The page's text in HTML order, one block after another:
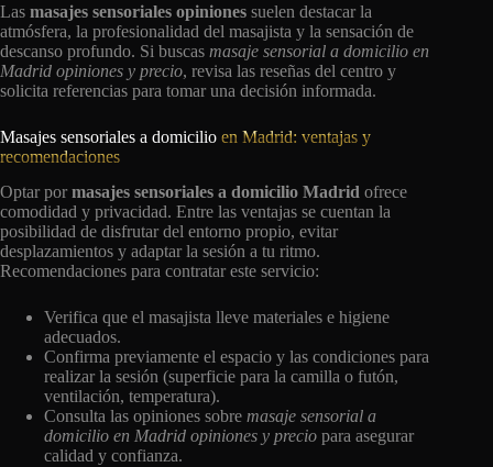
Las masajes sensoriales opiniones suelen destacar la
atmósfera, la profesionalidad del masajista y la sensación de
descanso profundo. Si buscas masaje sensorial a domicilio en
Madrid opiniones y precio, revisa las reseñas del centro y
solicita referencias para tomar una decisión informada.
Masajes sensoriales a domicilio en Madrid: ventajas y
recomendaciones
Optar por masajes sensoriales a domicilio Madrid ofrece
comodidad y privacidad. Entre las ventajas se cuentan la
posibilidad de disfrutar del entorno propio, evitar
desplazamientos y adaptar la sesión a tu ritmo.
Recomendaciones para contratar este servicio:
Verifica que el masajista lleve materiales e higiene
adecuados.
Confirma previamente el espacio y las condiciones para
realizar la sesión (superficie para la camilla o futón,
ventilación, temperatura).
Consulta las opiniones sobre masaje sensorial a
domicilio en Madrid opiniones y precio para asegurar
calidad y confianza.